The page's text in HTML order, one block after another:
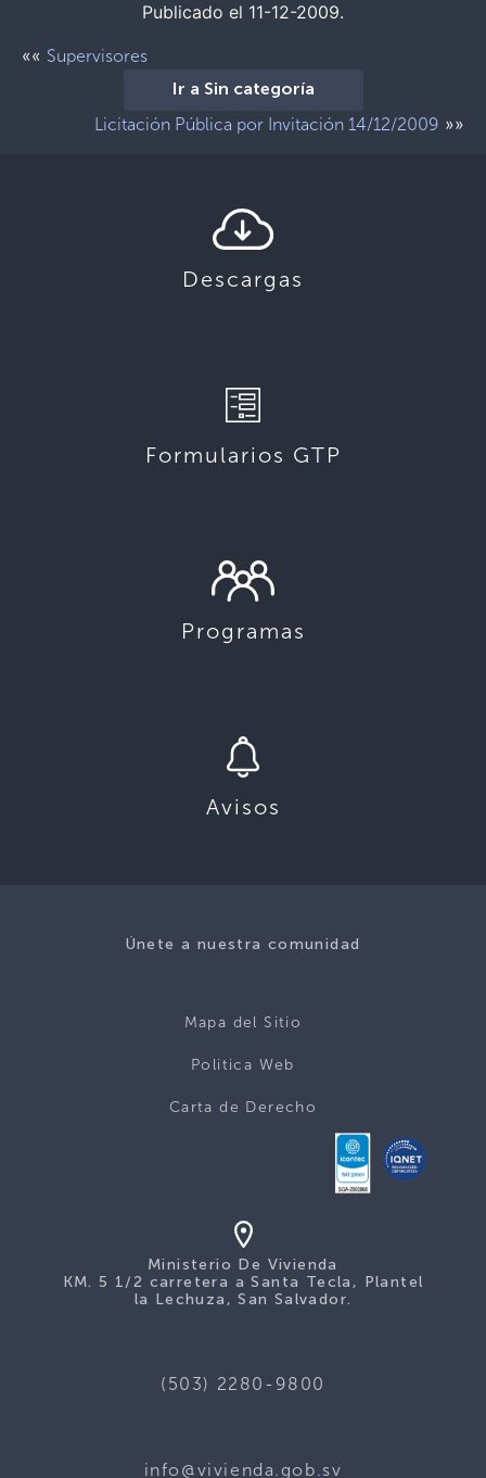
Publicado el 11-12-2009.
«« Supervisores
Ir a Sin categoría
Licitación Pública por Invitación 14/12/2009 »»
Descargas
Formularios GTP
Programas
Avisos
Únete a nuestra comunidad
Mapa del Sitio
Politica Web
Carta de Derecho
Ministerio De Vivienda
KM. 5 1/2 carretera a Santa Tecla, Plantel
la Lechuza, San Salvador.
(503) 2280-9800
info@vivienda.gob.sv